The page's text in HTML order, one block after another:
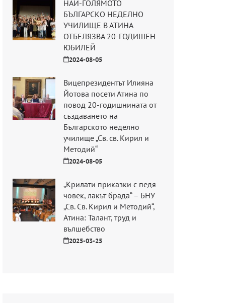
НАЙ-ГОЛЯМОТО
БЪЛГАРСКО НЕДЕЛНО
УЧИЛИЩЕ В АТИНА
ОТБЕЛЯЗВА 20-ГОДИШЕН
ЮБИЛЕЙ
2024-08-05
Вицепрезидентът Илияна
Йотова посети Атина по
повод 20-годишнината от
създаването на
Българското неделно
училище „Св. св. Кирил и
Методий“
2024-08-05
„Крилати приказки с педя
човек, лакът брада“ – БНУ
„Св. Св. Кирил и Методий“,
Атина: Талант, труд и
вълшебство
2025-03-25